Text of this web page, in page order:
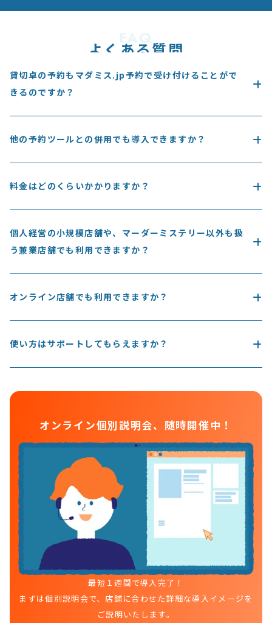
よくある質問
貸切卓の予約もマダミス.jp予約で受け付けることがで
きるのですか？
他の予約ツールとの併用でも導入できますか？
すめいたします。
料金はどのくらいかかりますか？
ます。具体的なお見積りを知りたい場合、個別説明会にてお申し
出ください。
個人経営の小規模店舗や、マーダーミステリー以外も扱
う兼業店舗でも利用できますか？
オンライン店舗でも利用できますか？
せん。
使い方はサポートしてもらえますか？
す。
オンライン個別説明会、随時開催中！
最短１週間で導入完了！
まずは個別説明会で、店舗に合わせた詳細な導入イメージを
ご説明いたします。